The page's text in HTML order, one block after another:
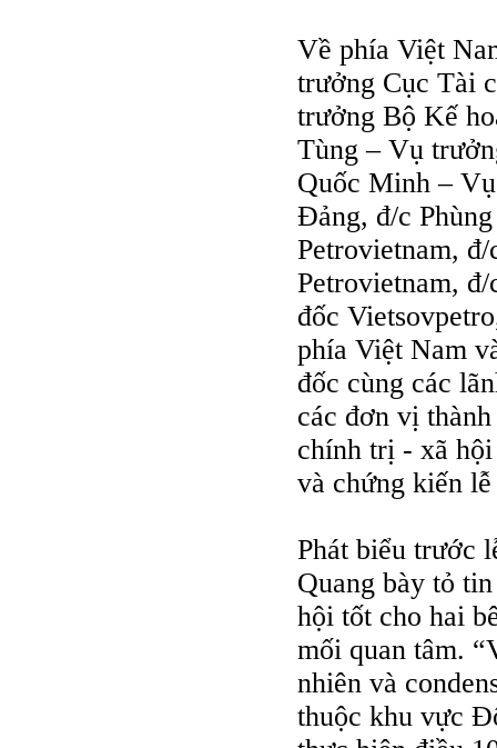
Về phía Việt
trưởng Cục Tài
trưởng Bộ Kế
Tùng – Vụ
Quốc Minh –
Đảng, đ/c
Petrovietnam,
Petrovietnam,
đốc
phía Việt Nam
đốc cùng các
các đơn vị
chính trị - xã
và chứng kiến
Phát biểu trước
Quang bày tỏ
hội tốt cho hai
mối quan tâm.
nhiên và
thuộc khu vực